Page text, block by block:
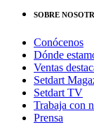
SOBRE
Conócenos
Dónde
Ventas
Setdart
Setdart TV
Trabaja con
Prensa